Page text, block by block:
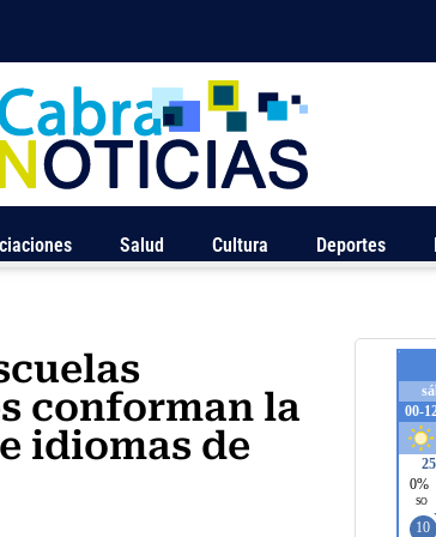
Salud Cultura Deportes
conforman la
idiomas de